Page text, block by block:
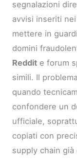
segnalazioni
avvisi inseriti nei
mettere in
domini
Reddit e forum
simili. Il
quando
confondere un
ufficiale,
copiati con
supply chain